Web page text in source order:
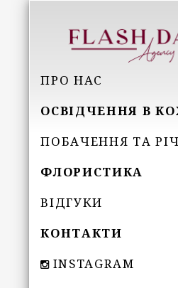
ПРО НАС
ОСВІДЧЕННЯ В
ПОБАЧЕННЯ ТА
ФЛОРИСТИКА
ВІДГУКИ
КОНТАКТИ
INSTAGRAM